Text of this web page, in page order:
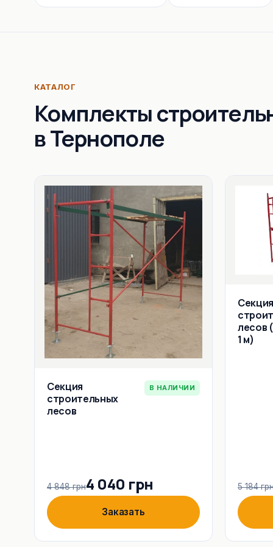
КАТАЛОГ
Комплекты
в Тернополе
Секция
строительных
лесов
В НАЛИЧИИ
4 848 грн4 040 грн
Заказать
лесов
1 м)
5 184